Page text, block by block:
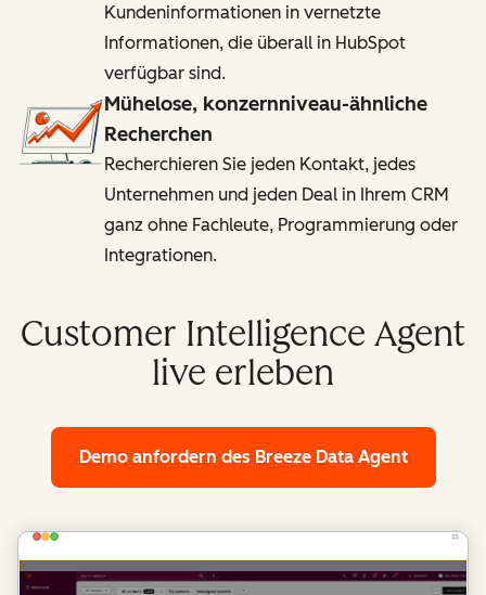
Kundeninformationen in vernetzte
Informationen, die überall in HubSpot
verfügbar sind.
Mühelose, konzernniveau-ähnliche
Recherchen
Recherchieren Sie jeden Kontakt, jedes
Unternehmen und jeden Deal in Ihrem CRM
ganz ohne Fachleute, Programmierung oder
Integrationen.
Customer Intelligence Agent
live erleben
Demo anfordern des Breeze Data Agent